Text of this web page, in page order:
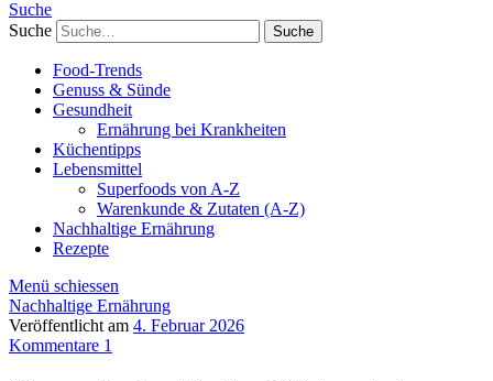
Suche
Suche
Food-Trends
Genuss & Sünde
Gesundheit
Ernährung bei Krankheiten
Küchentipps
Lebensmittel
Superfoods von A-Z
Warenkunde & Zutaten (A-Z)
Nachhaltige Ernährung
Rezepte
Menü schiessen
Nachhaltige Ernährung
Veröffentlicht am 4. Februar 2026
Kommentare 1